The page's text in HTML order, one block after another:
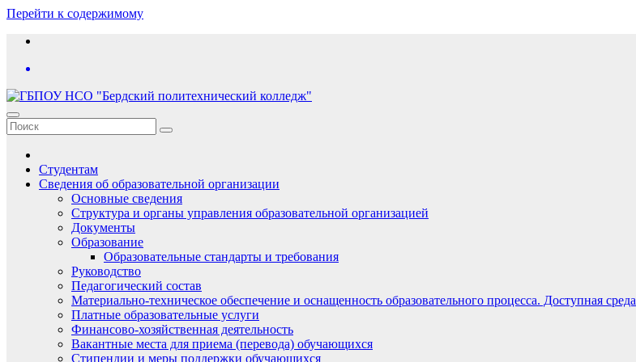
Перейти к содержимому
Студентам
Сведения об образовательной организации
Основные сведения
Структура и органы управления образовательной организацией
Документы
Образование
Образовательные стандарты и требования
Руководство
Педагогический состав
Материально-техническое обеспечение и оснащенность образовательного процесса. Доступная среда
Платные образовательные услуги
Финансово-хозяйственная деятельность
Вакантные места для приема (перевода) обучающихся
Стипендии и меры поддержки обучающихся